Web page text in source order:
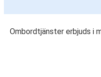
Ombordtjänster erbjuds i